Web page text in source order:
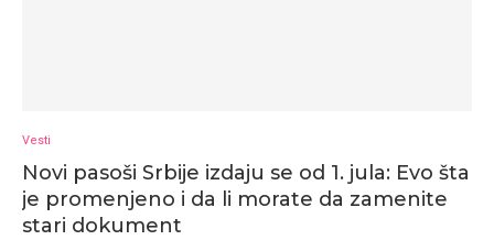
Vesti
Novi pasoši Srbije izdaju se od 1. jula: Evo šta
je promenjeno i da li morate da zamenite
stari dokument